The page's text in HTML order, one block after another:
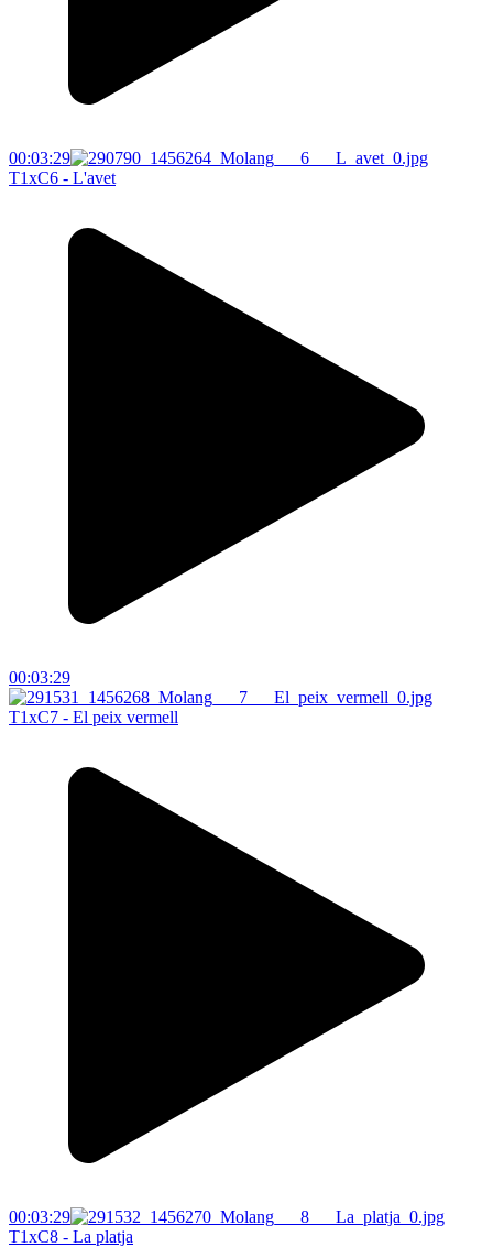
00:03:29
T1xC6 - L'avet
00:03:29
T1xC7 - El peix vermell
00:03:29
T1xC8 - La platja